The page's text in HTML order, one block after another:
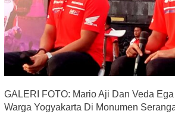
GALERI FOTO: Mario Aji Dan Veda
Warga Yogyakarta Di Monumen